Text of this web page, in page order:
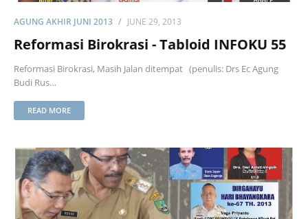
AGUNG AKHIR JUNI 2013 JUNE 29, 2013
Reformasi Birokrasi - Tabloid INFOKU 55
Reformasi Birokrasi, Masih Jalan ditempat (penulis: Drs Ec Agung
Budi Rus…
READ MORE